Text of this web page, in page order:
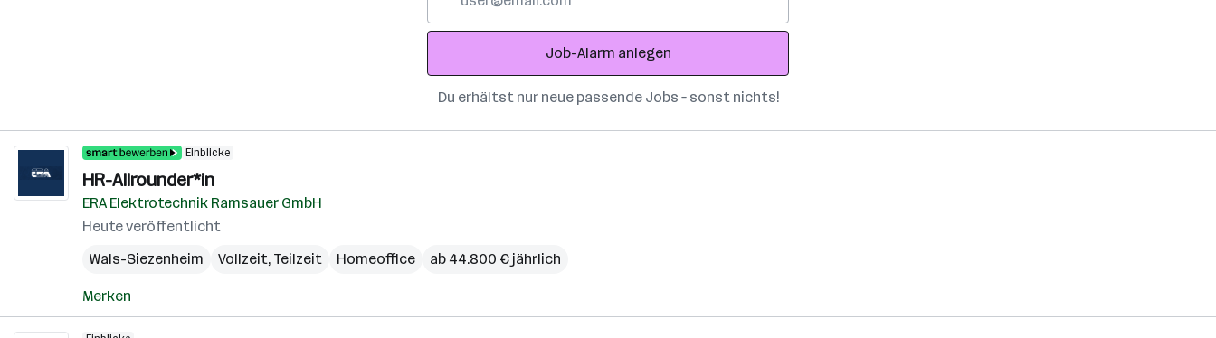
Adresse
Job-Alarm anlegen
Du erhältst nur neue passende Jobs – sonst nichts!
Einblicke
HR-Allrounder*in
ERA Elektrotechnik Ramsauer GmbH
Heute veröffentlicht
Wals-Siezenheim
Vollzeit, Teilzeit Homeoffice ab 44.800 € jährlich
Merken